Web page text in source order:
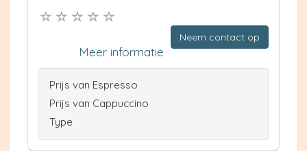
Neem contact op
Meer informatie
Prijs van Espresso
Prijs van Cappuccino
Type